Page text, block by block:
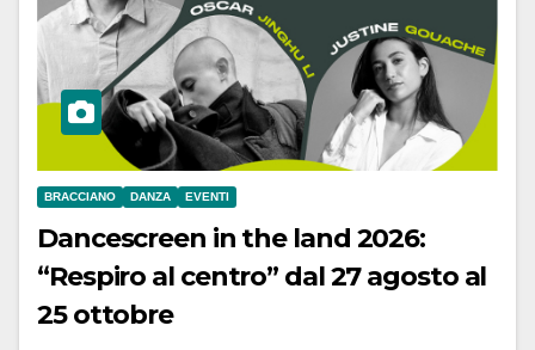
BRACCIANO DANZA EVENTI
Dancescreen in the land 2026:
“Respiro al centro” dal 27 agosto al
25 ottobre